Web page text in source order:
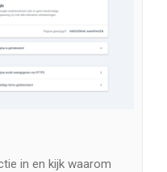
in en kijk waarom